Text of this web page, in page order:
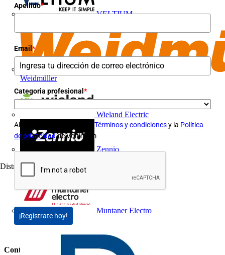
VELTIUM
Weidmüller
Wieland Electric
Zennio
Distribuidor
3
Muntaner Electro
Apellido*
Email *
Categoria profesional *
Al suscribirte, aceptas los Términos y condicionesy la Política
de privacidadde Voltimum
¡Regístrate hoy!
Contenidos relacionados